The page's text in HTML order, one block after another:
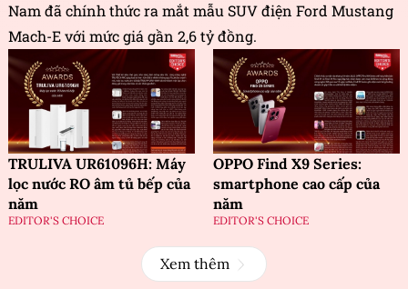
Nam đã chính thức ra mắt mẫu SUV điện Ford Mustang
Mach-E với mức giá gần 2,6 tỷ đồng.
TRULIVA UR61096H: Máy
lọc nước RO âm tủ bếp của
năm
EDITOR'S CHOICE
OPPO Find X9 Series:
smartphone cao cấp của
năm
EDITOR'S CHOICE
Xem thêm